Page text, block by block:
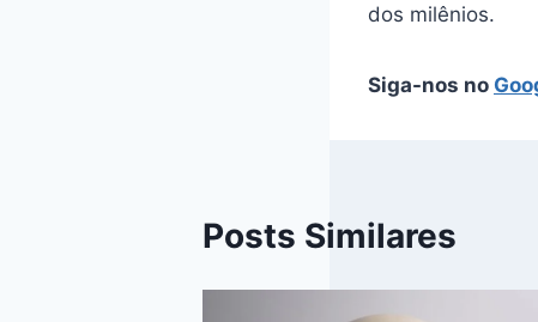
dos milênios.
Siga-nos no
Posts Similares